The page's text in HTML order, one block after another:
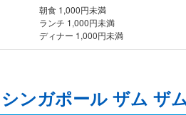
朝食 1,000円未満
ランチ 1,000円未満
ディナー 1,000円未満
シンガポール ザム ザ